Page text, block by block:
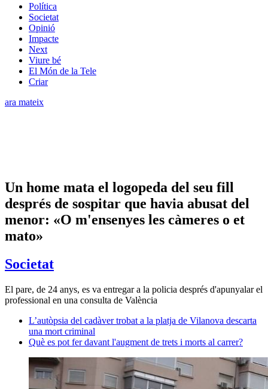
Política
Societat
Opinió
Impacte
Next
Viure bé
El Món de la Tele
Criar
ara mateix
Un home mata el logopeda del seu fill
després de sospitar que havia abusat del
menor: «O m'ensenyes les càmeres o et
mato»
Societat
El pare, de 24 anys, es va entregar a la policia després d'apunyalar el
professional en una consulta de València
L’autòpsia del cadàver trobat a la platja de Vilanova descarta
una mort criminal
Què es pot fer davant l'augment de trets i morts al carrer?